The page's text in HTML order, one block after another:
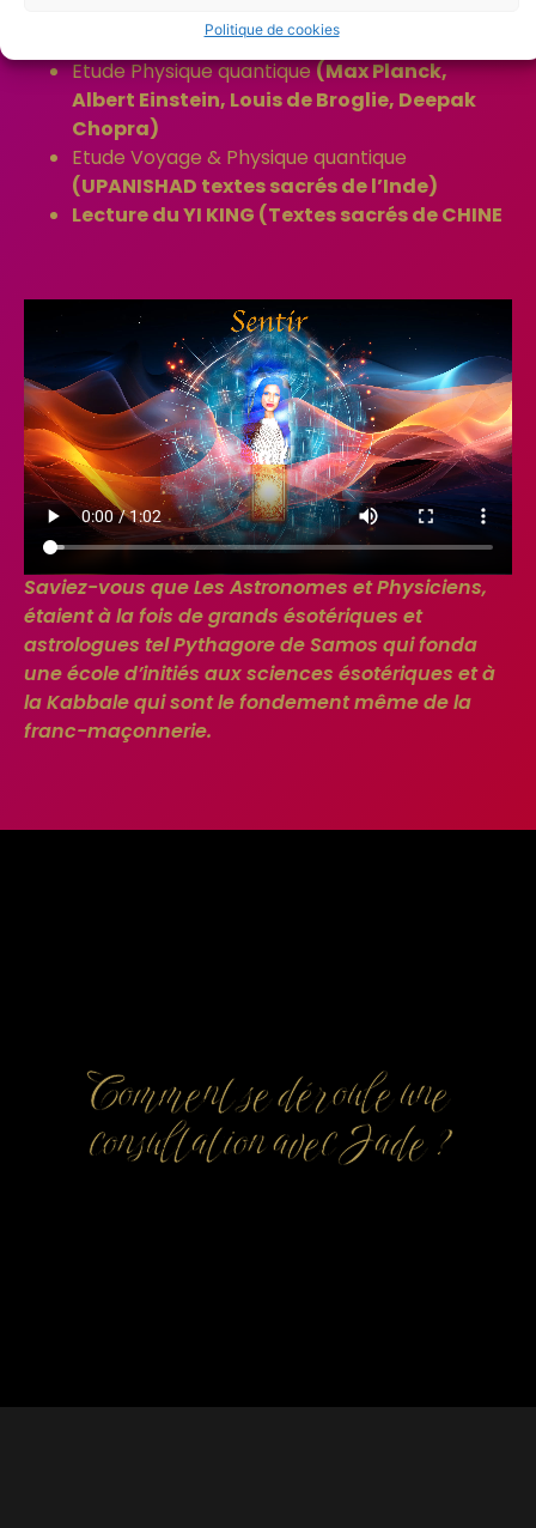
Politique de cookies
Etude Physique quantique(Max Planck,
Albert Einstein, Louis de Broglie, Deepak
Chopra)
Etude Voyage & Physique quantique
(UPANISHAD textes sacrés de l’Inde)
Lecture du YI KING (Textes sacrés de CHINE
Saviez-vous que Les Astronomes et Physiciens,
étaient à la fois de grands ésotériques et
astrologues tel Pythagore de Samos qui fonda
une école d’initiés aux sciences ésotériques et à
la Kabbale qui sont le fondement même de la
franc-maçonnerie.
Comment se déroule une
consultation avec Jade ?